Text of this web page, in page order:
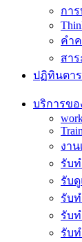
กา
คำ
สา
ปฏิทินตาร
บริการขอ
งาน
รับ
รับ
รับท
รับท
รับ